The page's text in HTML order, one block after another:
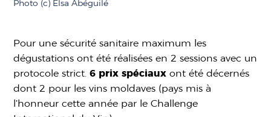
Photo (c) Elsa Abéguilé
Pour une sécurité sanitaire maximum les
dégustations ont été réalisées en 2 sessions avec un
protocole strict.6 prix spéciaux ont été décernés
dont 2 pour les vins moldaves (pays mis à
l’honneur cette année par le Challenge